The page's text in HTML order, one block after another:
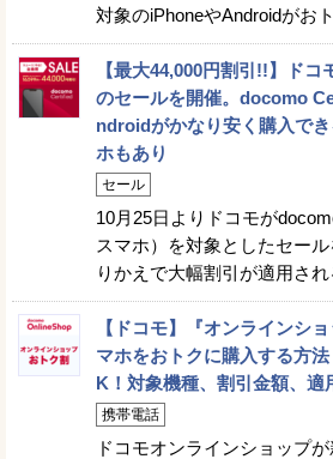
対象のiPhoneやAndroidがお
【最大44,000円割引!!】ド
のセールを開催。docomo
ndroidがかなり安く購入で
ホもあり
セール
10月25日よりドコモが
スマホ）を対象としたセー
りかえで大幅割引が適用され
【ドコモ】『オンラインシ
マホをおトクに購入する方
K！対象機種、割引金額、適
携帯電話
ドコモオンラインショップ